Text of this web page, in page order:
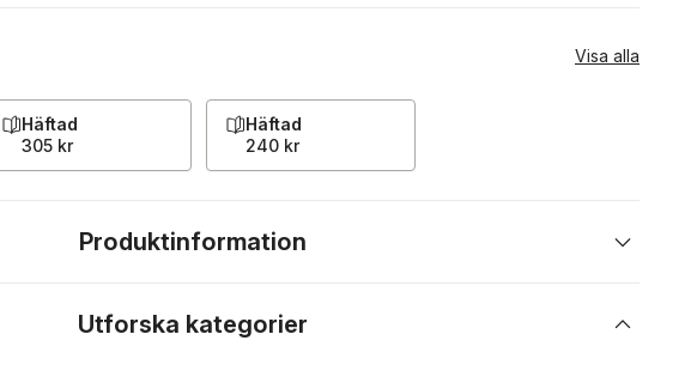
Visa alla
Häftad
305 kr
Häftad
240 kr
Produktinformation
Utforska kategorier